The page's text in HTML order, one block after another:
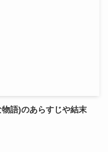
語)のあらすじや結末